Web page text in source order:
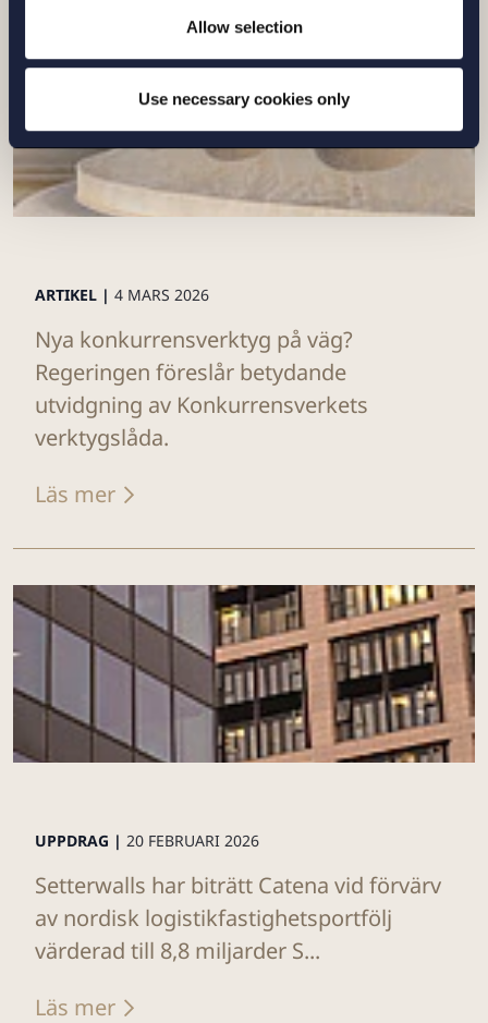
Allow selection
Use necessary cookies only
ARTIKEL | 4 MARS 2026
Nya konkurrensverktyg på väg?
Regeringen föreslår betydande
utvidgning av Konkurrensverkets
verktygslåda.
Läs mer
UPPDRAG | 20 FEBRUARI 2026
Setterwalls har biträtt Catena vid förvärv
av nordisk logistikfastighetsportfölj
värderad till 8,8 miljarder S...
Läs mer